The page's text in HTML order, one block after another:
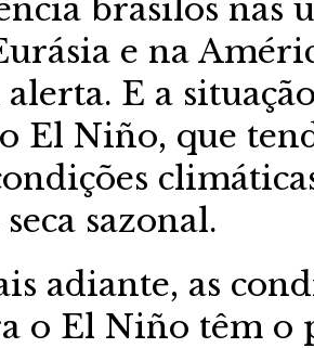
brasilos nas
e na
E a
El Niño, que
sazonal.
adiante, as
o El Niño têm o